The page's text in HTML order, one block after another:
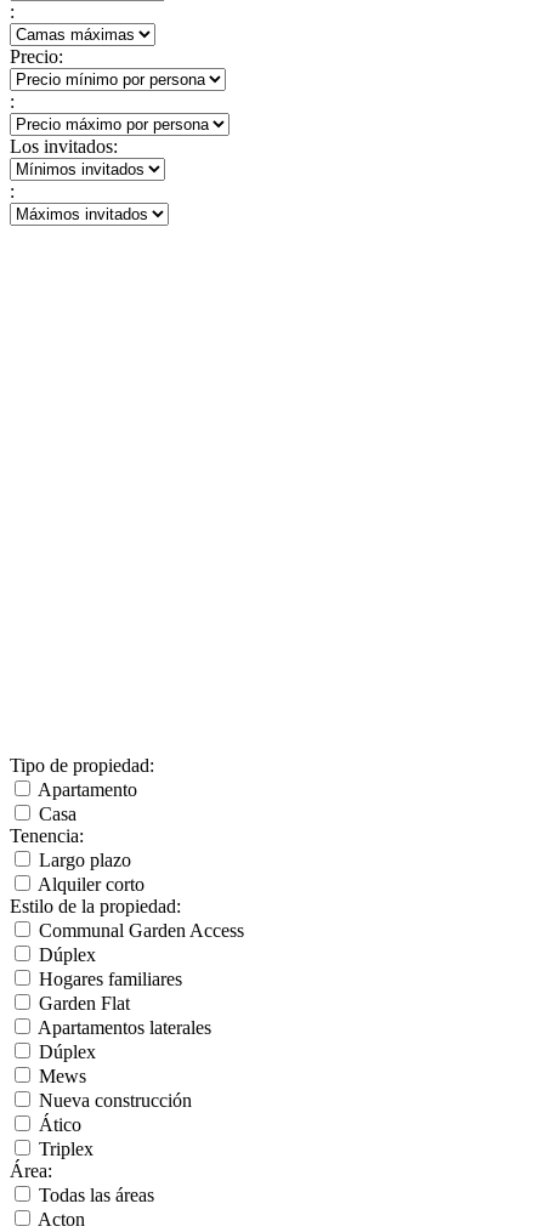
:
Precio:
:
Los invitados:
:
Tipo de propiedad:
Apartamento
Casa
Tenencia:
Largo plazo
Alquiler corto
Estilo de la propiedad:
Communal Garden Access
Dúplex
Hogares familiares
Garden Flat
Apartamentos laterales
Dúplex
Mews
Nueva construcción
Ático
Triplex
Área:
Todas las áreas
Acton